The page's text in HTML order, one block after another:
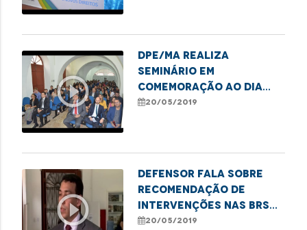
play_circle_outline
DPE/MA realiza
Seminário em
comemoração ao Dia
Nacional da Defensoria
20/05/2019
play_circle_outline
Defensor fala sobre
recomendação de
intervenções nas BRs
135 e 222
20/05/2019